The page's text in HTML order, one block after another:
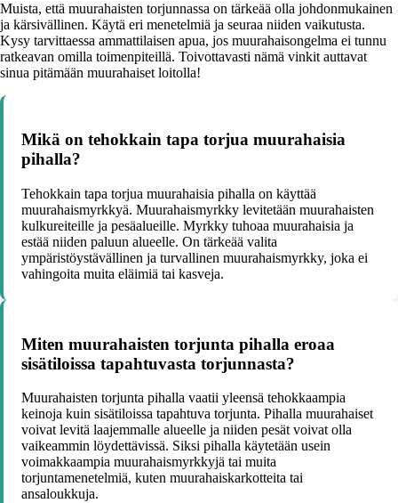
Muista, että muurahaisten torjunnassa on tärkeää olla johdonmukainen
ja kärsivällinen. Käytä eri menetelmiä ja seuraa niiden vaikutusta.
Kysy tarvittaessa ammattilaisen apua, jos muurahaisongelma ei tunnu
ratkeavan omilla toimenpiteillä. Toivottavasti nämä vinkit auttavat
sinua pitämään muurahaiset loitolla!
Mikä on tehokkain tapa torjua muurahaisia
pihalla?
Tehokkain tapa torjua muurahaisia pihalla on käyttää
muurahaismyrkkyä. Muurahaismyrkky levitetään muurahaisten
kulkureiteille ja pesäalueille. Myrkky tuhoaa muurahaisia ja
estää niiden paluun alueelle. On tärkeää valita
ympäristöystävällinen ja turvallinen muurahaismyrkky, joka ei
vahingoita muita eläimiä tai kasveja.
Miten muurahaisten torjunta pihalla eroaa
sisätiloissa tapahtuvasta torjunnasta?
Muurahaisten torjunta pihalla vaatii yleensä tehokkaampia
keinoja kuin sisätiloissa tapahtuva torjunta. Pihalla muurahaiset
voivat levitä laajemmalle alueelle ja niiden pesät voivat olla
vaikeammin löydettävissä. Siksi pihalla käytetään usein
voimakkaampia muurahaismyrkkyjä tai muita
torjuntamenetelmiä, kuten muurahaiskarkotteita tai
ansaloukkuja.